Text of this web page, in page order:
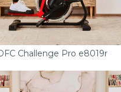
Challenge Pro e8019r